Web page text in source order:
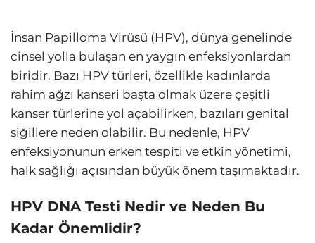
İnsan Papilloma Virüsü (HPV), dünya genelinde
cinsel yolla bulaşan en yaygın enfeksiyonlardan
biridir. Bazı HPV türleri, özellikle kadınlarda
rahim ağzı kanseri başta olmak üzere çeşitli
kanser türlerine yol açabilirken, bazıları genital
siğillere neden olabilir. Bu nedenle, HPV
enfeksiyonunun erken tespiti ve etkin yönetimi,
halk sağlığı açısından büyük önem taşımaktadır.
HPV DNA Testi Nedir ve Neden Bu
Kadar Önemlidir?